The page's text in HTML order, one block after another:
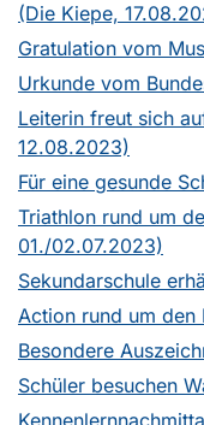
(Die Kiepe,
Gratulation vom
Urkunde vom
Leiterin freut sich
12.08.2023)
Für eine gesunde
Triathlon rund um
01./02.07.2023)
Sekundarschule
Action rund um den
Besondere
Schüler besuchen